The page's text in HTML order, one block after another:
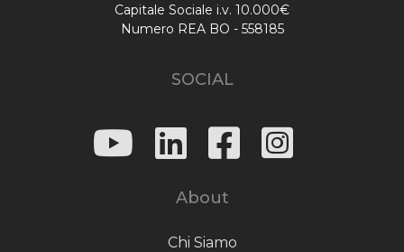
Capitale Sociale i.v. 10.000€
Numero REA BO - 558185
SOCIAL
About
Chi Siamo